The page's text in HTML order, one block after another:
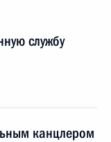
службу
канцлером